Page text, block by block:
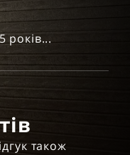
років...
також